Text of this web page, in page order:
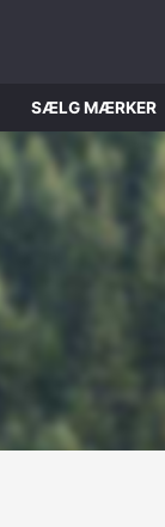
SÆLG MÆRKER